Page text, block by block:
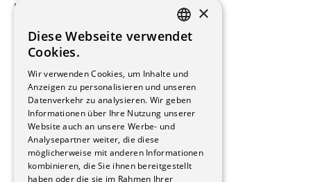
Beauftragte Unternehmen
Hersteller/Lieferanten
Bauherrschaften
Immobilienverwaltungsgesellschaften
Stockwerkeigentum
Reportagen
Wohnungen
Renovierungen
Innere Umbauten
Gastgewerbe und Tourismus
Verwaltungsgebäude und Geschäfte
FRENCH
×
Diese Webseite verwendet
Cookies.
Wir verwenden Cookies, um Inhalte und
Anzeigen zu personalisieren und unseren
Datenverkehr zu analysieren. Wir geben
Informationen über Ihre Nutzung unserer
Website auch an unsere Werbe- und
Analysepartner weiter, die diese
möglicherweise mit anderen Informationen
kombinieren, die Sie ihnen bereitgestellt
haben oder die sie im Rahmen Ihrer